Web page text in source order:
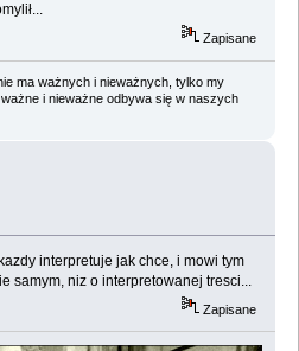
Zapisane
ma ważnych i nieważnych, tylko my
i nieważne odbywa się w naszych
interpretuje jak chce, i mowi tym
samym, niz o interpretowanej tresci...
Zapisane